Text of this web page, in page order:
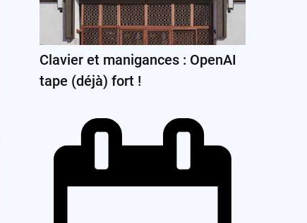
Clavier et manigances : OpenAI
tape (déjà) fort !